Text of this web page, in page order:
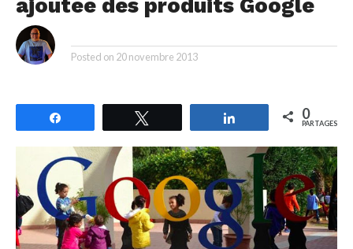
ajoutée des produits Google
Posted on 20 novembre 2013
Partagez 0
PARTAGES